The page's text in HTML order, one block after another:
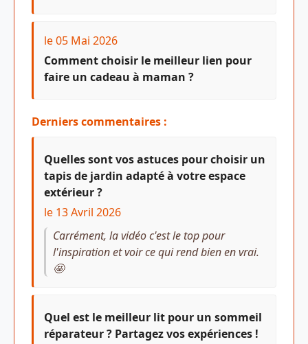
le 05 Mai 2026
Comment choisir le meilleur lien pour
faire un cadeau à maman ?
Derniers commentaires :
Quelles sont vos astuces pour choisir un
tapis de jardin adapté à votre espace
extérieur ?
le 13 Avril 2026
Carrément, la vidéo c'est le top pour
l'inspiration et voir ce qui rend bien en vrai.
🤩
Quel est le meilleur lit pour un sommeil
réparateur ? Partagez vos expériences !